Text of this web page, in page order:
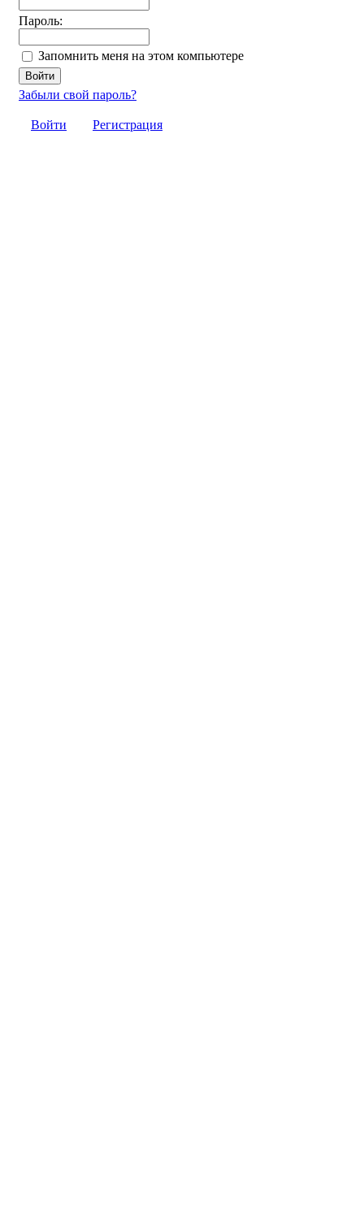
Пароль:
Запомнить меня на этом компьютере
Забыли свой пароль?
Войти Регистрация